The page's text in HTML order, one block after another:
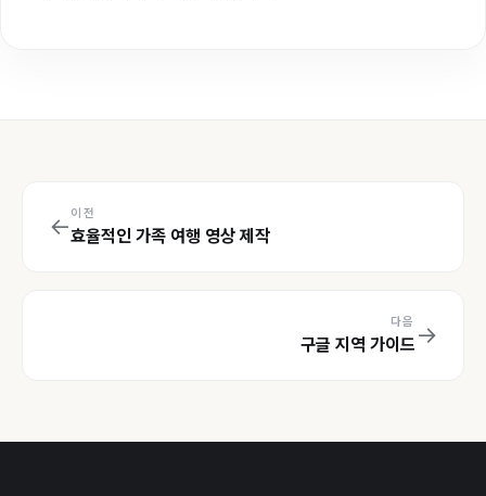
← 이전
효율적인 가족 여행 영상 제작
→
다음
구글 지역 가이드